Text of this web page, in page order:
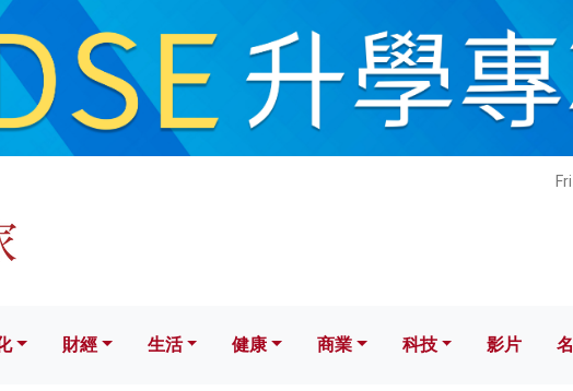
財經 生活 健康 科技 影片
財經 生活 健康 商業 科技 影片